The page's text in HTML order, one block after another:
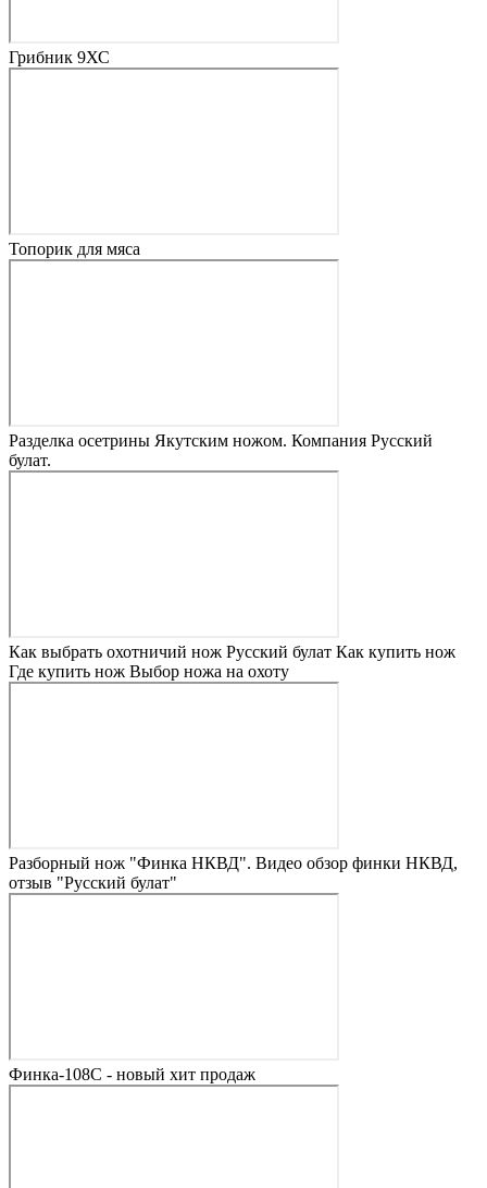
Грибник 9ХС
Топорик для мяса
Разделка осетрины Якутским ножом. Компания Русский
булат.
Как выбрать охотничий нож Русский булат Как купить нож
Где купить нож Выбор ножа на охоту
Разборный нож "Финка НКВД". Видео обзор финки НКВД,
отзыв "Русский булат"
Финка-108С - новый хит продаж